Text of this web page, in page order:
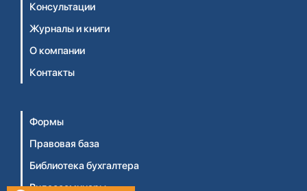
Консультации
Журналы и книги
О компании
Контакты
Формы
Правовая база
Библиотека бухгалтера
Видеосеминары